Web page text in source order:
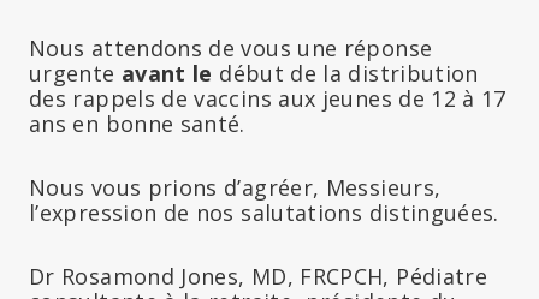
Nous attendons de vous une réponse
urgente avant le début de la distribution
des rappels de vaccins aux jeunes de 12 à 17
ans en bonne santé.
Nous vous prions d’agréer, Messieurs,
l’expression de nos salutations distinguées.
Dr Rosamond Jones, MD, FRCPCH, Pédiatre